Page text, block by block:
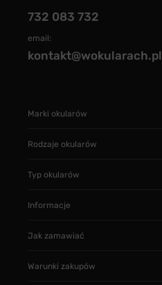
732 083 732
email:
kontakt@wokularach.pl
Marki okularów
Rodzaje okularów
Typ okularów
Informacje
Jak zamawiać
Warunki zakupów